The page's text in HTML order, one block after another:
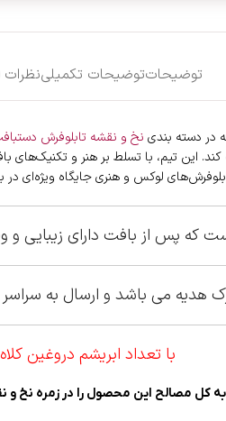
توضیحاتتوضیحات تکمیلینظرات
در دسته بندی نخ و نقشه تابلوفرش
کند. این تیم، با تسلط بر هنر و
لوکس و هنری جایگاه ویژه‌ای در
که پس از بافت دارای زیبایی و
هدیه می باشد و ارسال به سراسر
با تعداد ابریشم دروغین